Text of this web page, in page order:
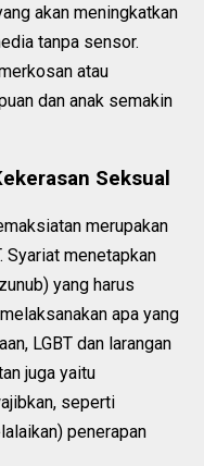
akan meningkatkan
tanpa sensor.
atau
dan anak semakin
Seksual
merupakan
Syariat menetapkan
yang harus
apa yang
LGBT dan larangan
juga yaitu
seperti
penerapan